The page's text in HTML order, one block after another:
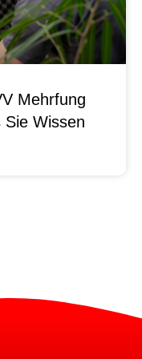
Mehrfung
Wissen